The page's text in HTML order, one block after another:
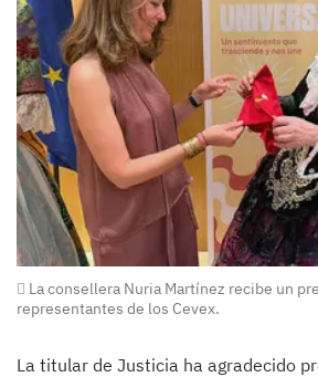
La consellera Nuria Martínez recibe un
representantes de los Cevex.
La titular de Justicia ha agradecido